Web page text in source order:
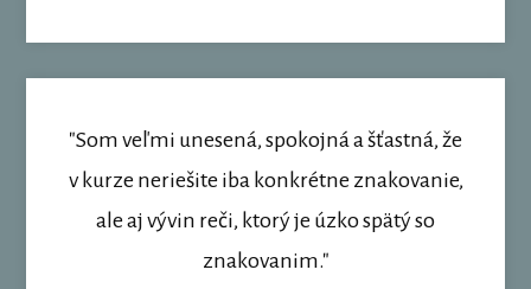
"Som veľmi unesená, spokojná a šťastná, že
v kurze neriešite iba konkrétne znakovanie,
ale aj vývin reči, ktorý je úzko spätý so
znakovanim."